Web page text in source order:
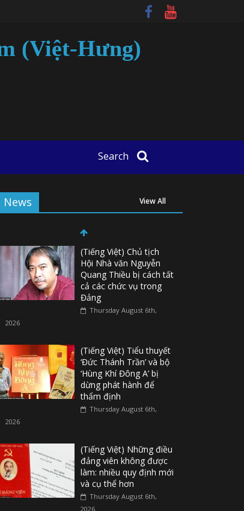
(Việt-Hưng)
Search
News View All
(Tiếng Việt) Chủ tịch
Hội Nhà văn Nguyễn
Quang Thiều bị cách tất
cả các chức vụ trong
Đảng
Thursday August 6th,
2026
(Tiếng Việt) Tiểu thuyết
‘Đức Thánh Trần’ và bộ
‘Hùng Khí Đông A’ bị
dừng phát hành để
thẩm định
Thursday August 6th,
2026
(Tiếng Việt) Những điều
đảng viên không được
làm: nhiều quy định mới
và cụ thể hơn
Thursday August 6th,
2026